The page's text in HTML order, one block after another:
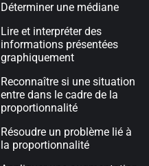
Déterminer une médiane
Lire et interpréter des
informations présentées
graphiquement
Reconnaître si une situation
entre dans le cadre de la
proportionnalité
Résoudre un problème lié à
la proportionnalité